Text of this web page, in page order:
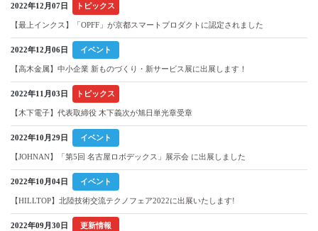
2022年12月07日 トピックス
【最上インクス】「OPFF」が京都スマートプロダクトに認定されました
2022年12月06日 イベント
【高木金属】中小企業 新ものづくり・新サービス展に出展します！
2022年11月03日 トピックス
【木下電子】代表取締役 木下義次が旭日単光章受章
2022年10月29日 イベント
【JOHNAN】「第5回 名古屋ロボデックス」展示会 に出展しました
2022年10月04日 イベント
【HILLTOP】北陸技術交流テクノフェア2022に出展いたします!
2022年09月30日 更新情報